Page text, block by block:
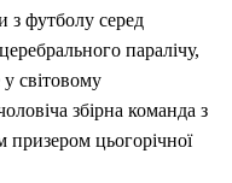
з футболу серед
паралічу,
світовому
збірна команда з
призером цьогорічної